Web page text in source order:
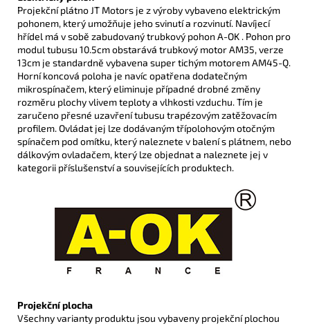
Projekční plátno JT Motors je z výroby vybaveno elektrickým
pohonem, který umožňuje jeho svinutí a rozvinutí. Navíjecí
hřídel má v sobě zabudovaný trubkový pohon A-OK . Pohon pro
modul tubusu 10.5cm obstarává trubkový motor AM35, verze
13cm je standardně vybavena super tichým motorem AM45-Q.
Horní koncová poloha je navíc opatřena dodatečným
mikrospínačem, kterýeliminuje případné drobné změny
rozměru plochy vlivem teploty a vlhkosti vzduchu. Tím je
zaručeno přesné uzavření tubusu trapézovým zatěžovacím
profilem.Ovládat jej lze dodávaným třípolohovým otočným
spínačem pod omítku, který naleznete v balení s plátnem, nebo
dálkovým ovladačem, který lze objednat a naleznete jej v
kategorii příslušenství a souvisejících produktech.
Projekční plocha
Všechny varianty produktu jsou vybaveny projekční plochou